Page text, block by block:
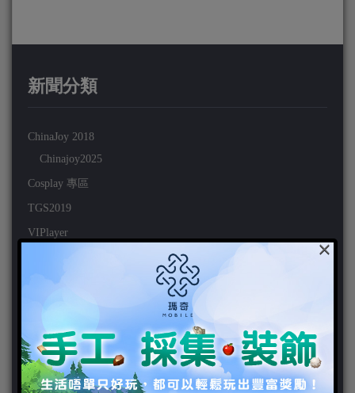
新聞分類
ChinaJoy 2018
Chinajoy2025
Cosplay 專區
TGS2019
VIPlayer
好康活動
官方虛寶
家用遊戲
×